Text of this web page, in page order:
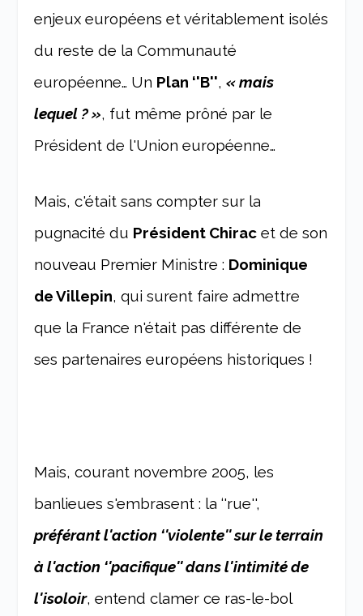
enjeux européens et véritablement isolés
du reste de la Communauté
européenne… Un Plan ‘'B'',« mais
lequel ? », fut même prôné par le
Président de l'Union européenne…
Mais, c'était sans compter sur la
pugnacité du Président Chirac et de son
nouveau Premier Ministre : Dominique
de Villepin, qui surent faire admettre
que la France n'était pas différente de
ses partenaires européens historiques !
Mais, courant novembre 2005, les
banlieues s'embrasent : la ‘'rue'',
préférant l'action ‘'violente'' sur le terrain
à l'action ‘'pacifique'' dans l'intimité de
l'isoloir, entend clamer ce ras-le-bol